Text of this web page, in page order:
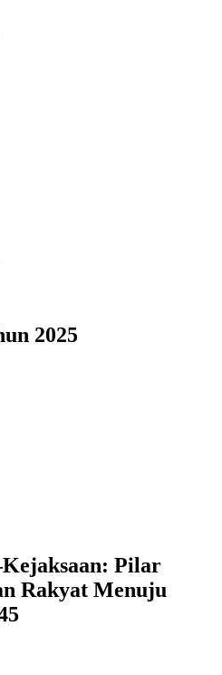
2025
Pilar
Rakyat Menuju